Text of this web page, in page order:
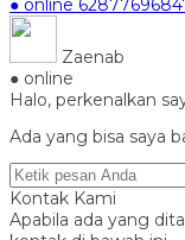
● online
Zaenab
● online
Halo, perkenalkan
Ada yang bisa saya
Kontak Kami
Apabila ada yang